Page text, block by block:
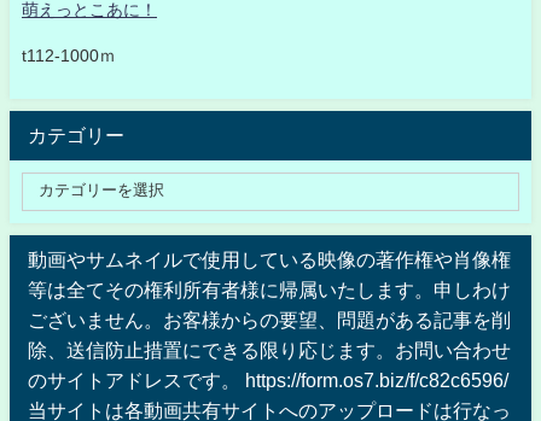
萌えっとこあに！
t112-1000ｍ
カテゴリー
動画やサムネイルで使用している映像の著作権や肖像権
等は全てその権利所有者様に帰属いたします。申しわけ
ございません。お客様からの要望、問題がある記事を削
除、送信防止措置にできる限り応じます。お問い合わせ
のサイトアドレスです。 https://form.os7.biz/f/c82c6596/
当サイトは各動画共有サイトへのアップロードは行なっ